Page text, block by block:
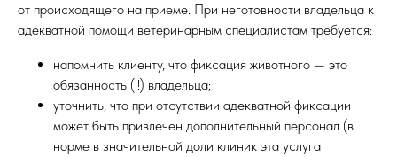
от происходящего на приеме. При неготовности владельца к
адекватной помощи ветеринарным специалистам требуется:
напомнить клиенту, что фиксация животного — это
обязанность (!!) владельца;
уточнить, что при отсутствии адекватной фиксации
может быть привлечен дополнительный персонал (в
норме в значительной доли клиник эта услуга